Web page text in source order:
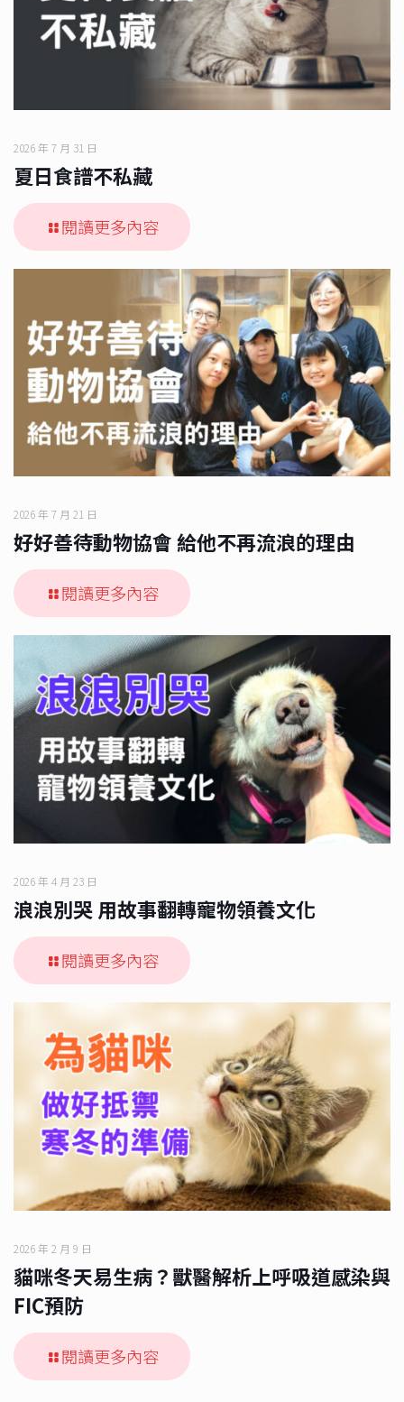
2026 年 7 月 31 日
夏日食譜不私藏
閱讀更多內容
2026 年 7 月 21 日
好好善待動物協會 給他不再流浪的理由
閱讀更多內容
2026 年 4 月 23 日
浪浪別哭 用故事翻轉寵物領養文化
閱讀更多內容
2026 年 2 月 9 日
貓咪冬天易生病？獸醫解析上呼吸道感染與
FIC預防
閱讀更多內容